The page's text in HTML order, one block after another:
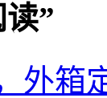
读”
外箱